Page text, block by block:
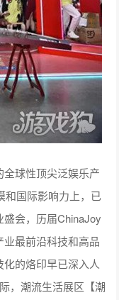
球性顶尖泛娱乐产
和国际影响力上，已
会，历届ChinaJoy
最前沿科技和高品
的烙印早已深入人
，潮流生活展区【潮